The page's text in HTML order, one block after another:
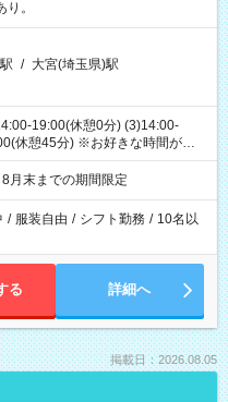
。
/ 大宮(埼玉県)駅
19:00(休憩0分) (3)14:00-
休憩45分) ※お好きな時間が選べ
月末までの期間限定
/ 服装自由 / シフト勤務 / 10名以
る 詳細へ
掲載日：2026.08.05